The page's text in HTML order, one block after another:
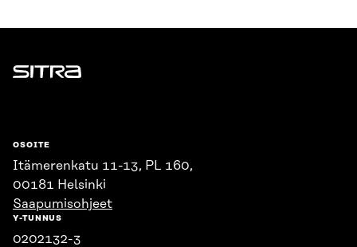
Sitra
OSOITE
Itämerenkatu 11-13, PL 160,
00181 Helsinki
Saapumisohjeet
Y-TUNNUS
0202132-3